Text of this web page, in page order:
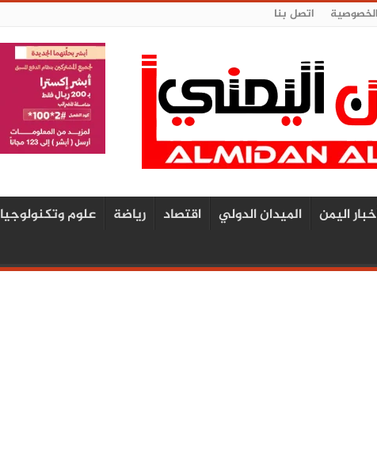
اتصل بنا
اليمن الميدان الدولي اقتصاد رياضة علوم وتكنولوجيا